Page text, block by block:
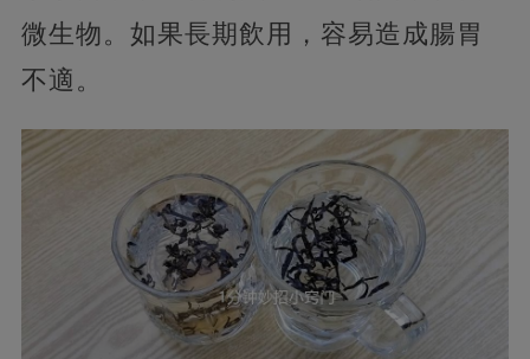
微生物。如果長期飲用，容易造成腸胃
不適。